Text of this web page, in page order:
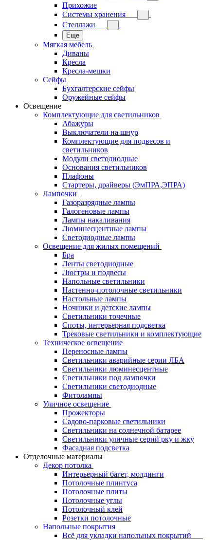
Прихожие
Системы хранения
Стеллажи
Еще
Мягкая мебель
Диваны
Кресла
Кресла-мешки
Сейфы
Бухгалтерские сейфы
Оружейные сейфы
Освещение
Комплектующие для светильников
Абажуры
Выключатели на шнур
Комплектующие для подвесов и
светильников
Модули светодиодные
Основания светильников
Плафоны
Стартеры, драйверы (ЭмПРА,ЭПРА)
Лампочки
Газоразрядные лампы
Галогеновые лампы
Лампы накаливания
Люминесцентные лампы
Светодиодные лампы
Освещение для жилых помещений
Бра
Ленты светодиодные
Люстры и подвесы
Напольные светильники
Настенно-потолочные светильники
Настольные лампы
Ночники и детские лампы
Светильники точечные
Споты, интерьерная подсветка
Трековые светильники и комплектующие
Техническое освещение
Переносные лампы
Светильники аварийные серии ЛБА
Светильники люминесцентные
Светильники под лампочки
Светильники светодиодные
Фитолампы
Уличное освещение
Прожекторы
Садово-парковые светильники
Светильники на солнечной батарее
Светильники уличные серий рку и жку
Фасадная подсветка
Отделочные материалы
Декор потолка
Интерьерный багет, молдинги
Потолочные плинтуса
Потолочные плиты
Потолочные углы
Потолочный клей
Розетки потолочные
Напольные покрытия
Всё для укладки напольных покрытий